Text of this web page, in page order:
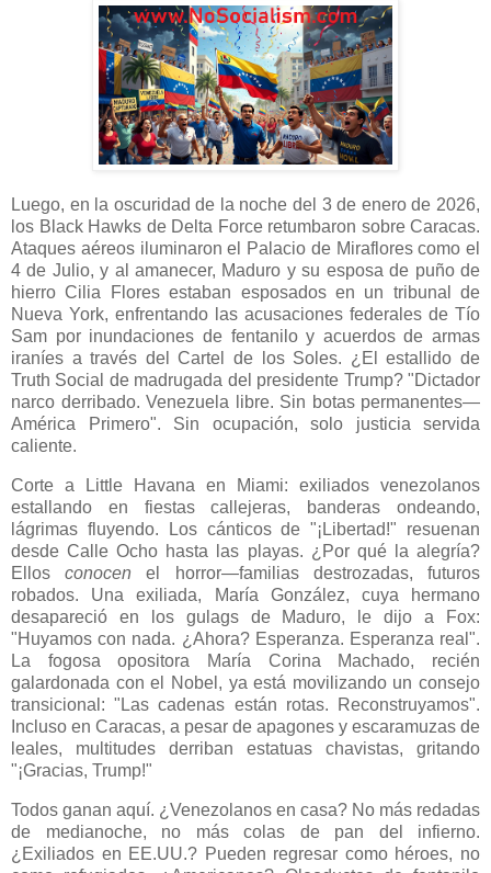
Luego, en la oscuridad de la noche del 3 de enero de 2026,
los Black Hawks de Delta Force retumbaron sobre Caracas.
Ataques aéreos iluminaron el Palacio de Miraflores como el
4 de Julio, y al amanecer, Maduro y su esposa de puño de
hierro Cilia Flores estaban esposados en un tribunal de
Nueva York, enfrentando las acusaciones federales de Tío
Sam por inundaciones de fentanilo y acuerdos de armas
iraníes a través del Cartel de los Soles. ¿El estallido de
Truth Social de madrugada del presidente Trump? "Dictador
narco derribado. Venezuela libre. Sin botas permanentes—
América Primero". Sin ocupación, solo justicia servida
caliente.
Corte a Little Havana en Miami: exiliados venezolanos
estallando en fiestas callejeras, banderas ondeando,
lágrimas fluyendo. Los cánticos de "¡Libertad!" resuenan
desde Calle Ocho hasta las playas. ¿Por qué la alegría?
Ellosconocen el horror—familias destrozadas, futuros
robados. Una exiliada, María González, cuya hermano
desapareció en los gulags de Maduro, le dijo a Fox:
"Huyamos con nada. ¿Ahora? Esperanza. Esperanza real".
La fogosa opositora María Corina Machado, recién
galardonada con el Nobel, ya está movilizando un consejo
transicional: "Las cadenas están rotas. Reconstruyamos".
Incluso en Caracas, a pesar de apagones y escaramuzas de
leales, multitudes derriban estatuas chavistas, gritando
"¡Gracias, Trump!"
Todos ganan aquí. ¿Venezolanos en casa? No más redadas
de medianoche, no más colas de pan del infierno.
¿Exiliados en EE.UU.? Pueden regresar como héroes, no